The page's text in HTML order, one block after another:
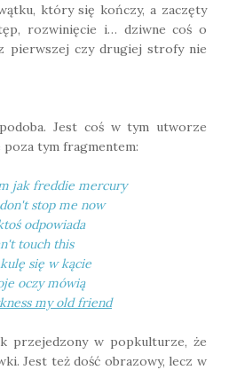
który się kończy, a zaczęty
rozwinięcie i… dziwne coś o
pierwszej czy drugiej strofy nie
Jest coś w tym utworze
poza tym fragmentem:
jak freddie mercury
stop me now
odpowiada
touch this
się w kącie
oczy mówią
my old friend
przejedzony w popkulturze, że
Jest też dość obrazowy, lecz w